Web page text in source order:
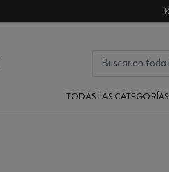
TODAS LAS CATEGORÍAS